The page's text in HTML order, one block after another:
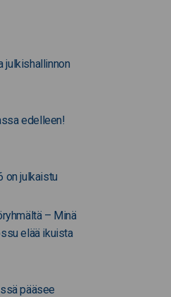
julkishallinnon
edelleen!
on julkaistu
– Minä
elää ikuista
pääsee